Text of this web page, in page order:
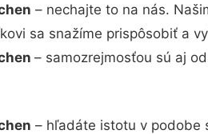
– nechajte to na nás.
sa snažíme prispôsobiť a
– samozrejmosťou sú aj
– hľadáte istotu v podobe